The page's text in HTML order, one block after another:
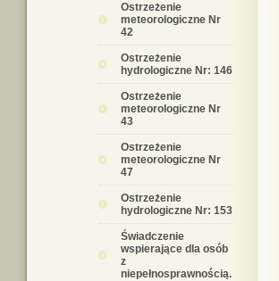
Ostrzeżenie
meteorologiczne Nr
42
Ostrzeżenie
hydrologiczne Nr: 146
Ostrzeżenie
meteorologiczne Nr
43
Ostrzeżenie
meteorologiczne Nr
47
Ostrzeżenie
hydrologiczne Nr: 153
Świadczenie
wspierające dla osób
z
niepełnosprawnością.